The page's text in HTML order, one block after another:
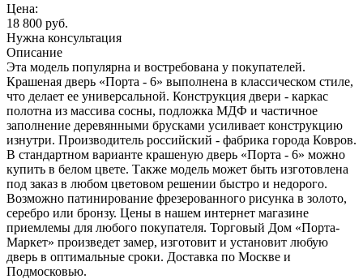
Цена:
18 800 руб.
Нужна консультация
Описание
Эта модель популярна и востребована у покупателей.
Крашеная дверь «Порта - 6» выполнена в классическом стиле,
что делает ее универсальной. Конструкция двери - каркас
полотна из массива сосны, подложка МДФ и частичное
заполнение деревянными брусками усиливает конструкцию
изнутри. Производитель российский - фабрика города Ковров.
В стандартном варианте крашеную дверь «Порта - 6» можно
купить в белом цвете. Также модель может быть изготовлена
под заказ в любом цветовом решении быстро и недорого.
Возможно патинирование фрезерованного рисунка в золото,
серебро или бронзу. Цены в нашем интернет магазине
приемлемы для любого покупателя. Торговый Дом «Порта-
Маркет» произведет замер, изготовит и установит любую
дверь в оптимальные сроки. Доставка по Москве и
Подмосковью.